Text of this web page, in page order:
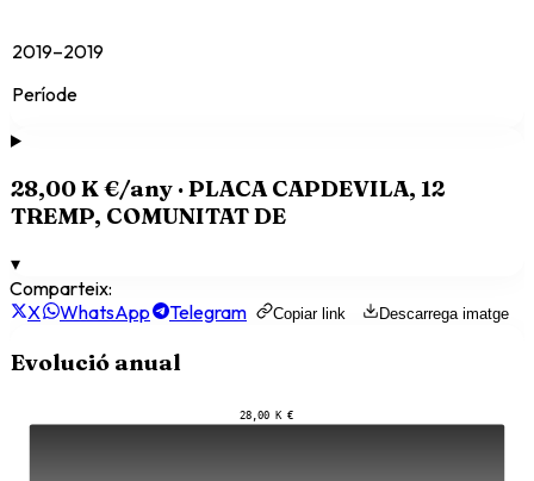
2019–2019
Període
28,00 K €/any ·PLACA CAPDEVILA, 12
TREMP, COMUNITAT DE
▾
Comparteix:
X
WhatsApp Telegram Copiar link Descarrega imatge
Evolució anual
28,00 K €